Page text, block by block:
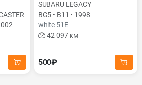
SUBARU LEGACY
BG5 • B11 • 1998
white 51E
42 097 км
500₽